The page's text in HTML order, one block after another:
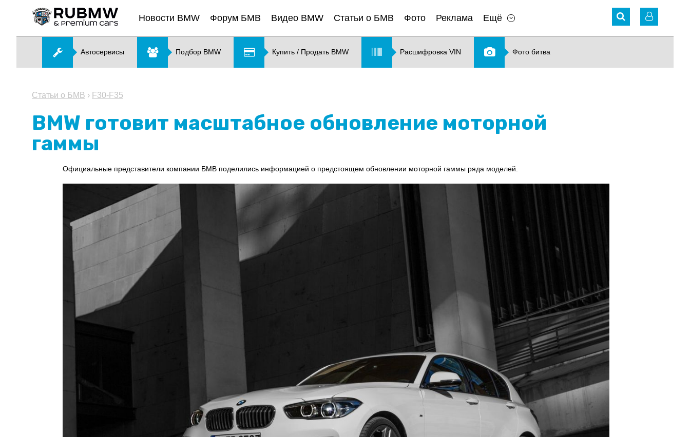
Новости BMW Форум БМВ Видео BMW Статьи о БМВ Фото Реклама Ещё
Автосервисы Подбор BMW Купить / Продать BMW Расшифровка VIN Фото битва
Статьи о БМВ › F30-F35
BMW готовит масштабное обновление моторной
гаммы
Официальные представители компании БМВ поделились информацией о предстоящем обновлении моторной гаммы ряда моделей.